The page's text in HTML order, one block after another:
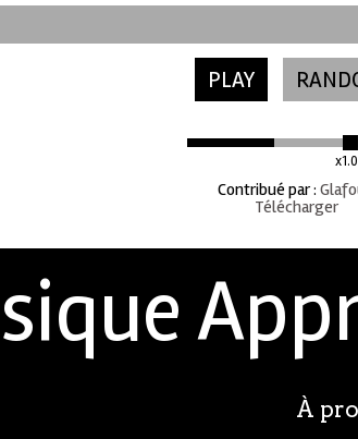
PLAY
Contribué par:
Télécharger
À